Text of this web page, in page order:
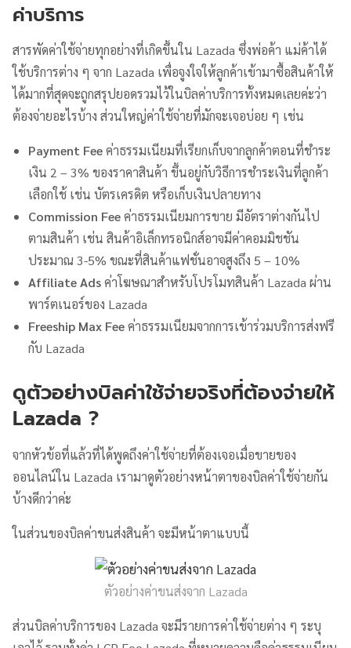
ค่าบริการ
สารพัดค่าใช้จ่ายทุกอย่างที่เกิดขึ้นใน Lazada ซึ่งพ่อค้า แม่ค้าได้
ใช้บริการต่าง ๆ จาก Lazada เพื่อจูงใจให้ลูกค้าเข้ามาซื้อสินค้าให้
ได้มากที่สุดจะถูกสรุปยอดรวมไว้ในบิลค่าบริการทั้งหมดเลยค่ะว่า
ต้องจ่ายอะไรบ้าง ส่วนใหญ่ค่าใช้จ่ายที่มักจะเจอบ่อย ๆ เช่น
Payment Feeค่าธรรมเนียมที่เรียกเก็บจากลูกค้าตอนที่ชำระ
เงิน 2 – 3% ของราคาสินค้า ขึ้นอยู่กับวิธีการชำระเงินที่ลูกค้า
เลือกใช้ เช่น บัตรเครดิต หรือเก็บเงินปลายทาง
Commission Feeค่าธรรมเนียมการขาย มีอัตราต่างกันไป
ตามสินค้า เช่น สินค้าอิเล็กทรอนิกส์อาจมีค่าคอมมิชชัน
ประมาณ 3-5% ขณะที่สินค้าแฟชั่นอาจสูงถึง 5 – 10%
Affiliate Adsค่าโฆษณาสำหรับโปรโมทสินค้า Lazada ผ่าน
พาร์ตเนอร์ของ Lazada
Freeship Max Feeค่าธรรมเนียมจากการเข้าร่วมบริการส่งฟรี
กับ Lazada
ดูตัวอย่างบิลค่าใช้จ่ายจริงที่ต้องจ่ายให้
Lazada ?
จากหัวข้อที่แล้วที่ได้พูดถึงค่าใช้จ่ายที่ต้องเจอเมื่อขายของ
ออนไลน์ใน Lazada เรามาดูตัวอย่างหน้าตาของบิลค่าใช้จ่ายกัน
บ้างดีกว่าค่ะ
ในส่วนของบิลค่าขนส่งสินค้า จะมีหน้าตาแบบนี้
ตัวอย่างค่าขนส่งจาก Lazada
ส่วนบิลค่าบริการของ Lazada จะมีรายการค่าใช้จ่ายต่าง ๆ ระบุ